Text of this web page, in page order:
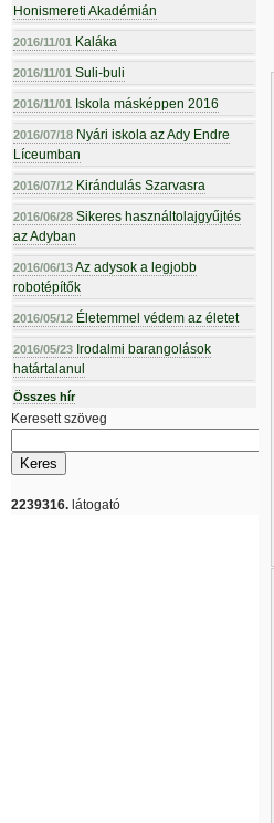
Honismereti Akadémián
2016/11/01 Kaláka
2016/11/01 Suli-buli
2016/11/01 Iskola másképpen 2016
2016/07/18 Nyári iskola az Ady Endre
Líceumban
2016/07/12 Kirándulás Szarvasra
2016/06/28 Sikeres használtolajgyűjtés
az Adyban
2016/06/13Az adysok a legjobb
robotépítők
2016/05/12 Életemmel védem az életet
2016/05/23 Irodalmi barangolások
határtalanul
Összes hír
Keresett szöveg
2239316. látogató